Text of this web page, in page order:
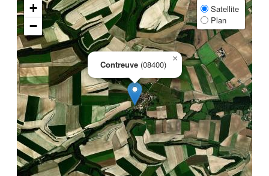
Contreuve (08400)
×
+
−
Satellite
Plan